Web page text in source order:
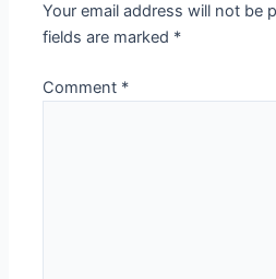
Your email address will not be
fields are marked *
Comment *